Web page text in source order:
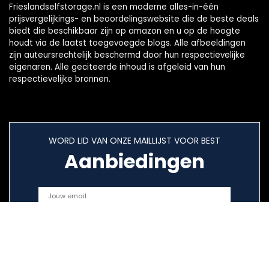
Frieslandselfstorage.nl is een moderne alles-in-één
prijsvergelijkings- en beoordelingswebsite die de beste deals
biedt die beschikbaar zijn op amazon en u op de hoogte
houdt via de laatst toegevoegde blogs. Alle afbeeldingen
zijn auteursrechtelijk beschermd door hun respectievelijke
eigenaren. Alle geciteerde inhoud is afgeleid van hun
respectievelijke bronnen.
WORD LID VAN ONZE MAILLIJST VOOR BEST
Aanbiedingen